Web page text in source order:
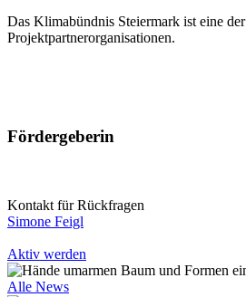
Das Klimabündnis Steiermark ist eine der
Projektpartnerorganisationen.
Fördergeberin
Kontakt für Rückfragen
Simone Feigl
Aktiv werden
Alle News